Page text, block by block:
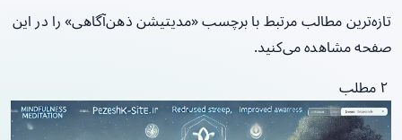
تازه‌ترین مطالب مرتبط با برچسب «مدیتیشن ذهن‌آگاهی» را در این
صفحه مشاهده می‌کنید.
۲ مطلب